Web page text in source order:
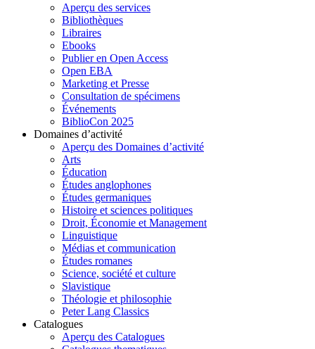
Aperçu des services
Bibliothèques
Libraires
Ebooks
Publier en Open Access
Open EBA
Marketing et Presse
Consultation de spécimens
Événements
BiblioCon 2025
Domaines d’activité
Aperçu des Domaines d’activité
Arts
Éducation
Études anglophones
Études germaniques
Histoire et sciences politiques
Droit, Économie et Management
Linguistique
Médias et communication
Études romanes
Science, société et culture
Slavistique
Théologie et philosophie
Peter Lang Classics
Catalogues
Aperçu des Catalogues